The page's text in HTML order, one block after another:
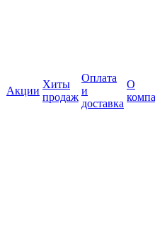
Акции
Хиты
продаж
Оплата
и
доставка
О